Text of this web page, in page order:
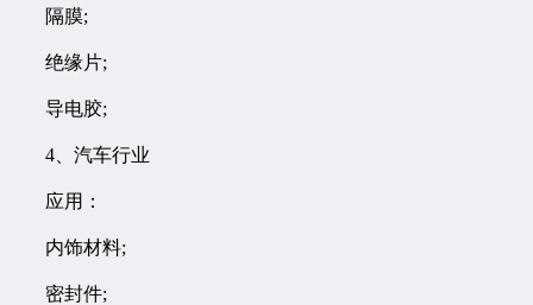
隔膜;
绝缘片;
导电胶;
4、汽车行业
应用：
内饰材料;
密封件;